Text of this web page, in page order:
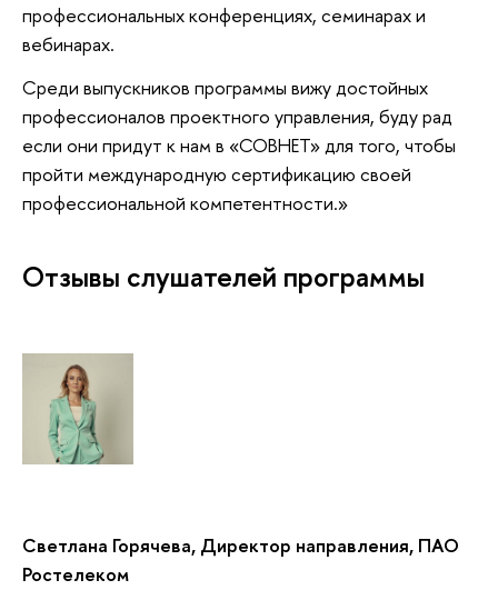
профессиональных конференциях, семинарах и
вебинарах.
Среди выпускников программы вижу достойных
профессионалов проектного управления, буду рад
если они придут к нам в «СОВНЕТ» для того, чтобы
пройти международную сертификацию своей
профессиональной компетентности.»
Отзывы слушателей программы
Светлана Горячева, Директор направления, ПАО
Ростелеком